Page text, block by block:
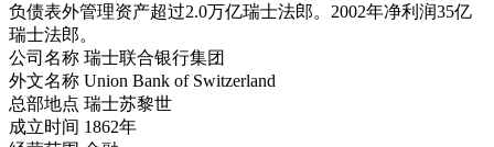
负债表外管理资产超过2.0万亿瑞士法郎。2002年净利润35亿
瑞士法郎。
公司名称 瑞士联合银行集团
外文名称 Union Bank of Switzerland
总部地点 瑞士苏黎世
成立时间 1862年